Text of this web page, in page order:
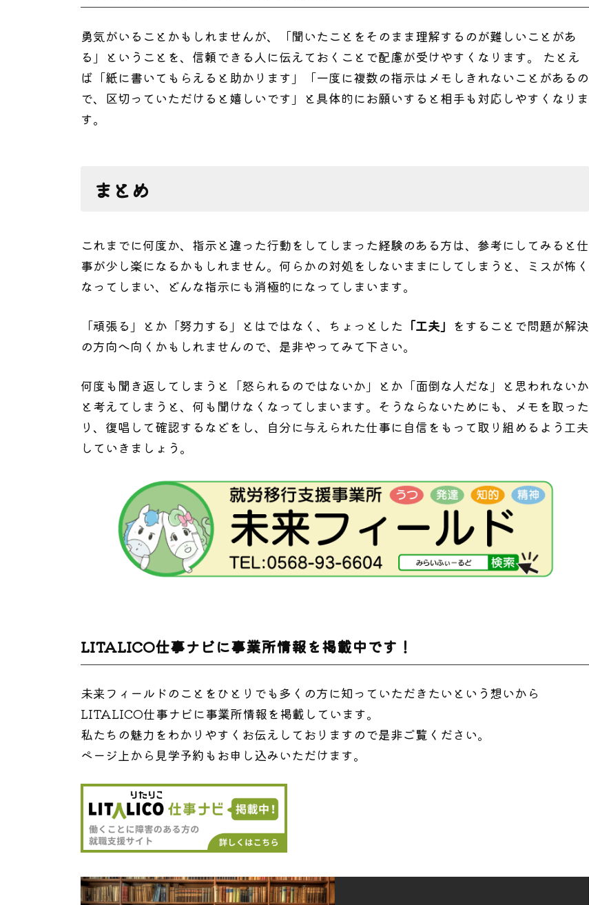
勇気がいることかもしれませんが、「聞いたことをそのまま理解するのが難しいことがあ
る」ということを、信頼できる人に伝えておくことで配慮が受けやすくなります。 たとえ
ば「紙に書いてもらえると助かります」「一度に複数の指示はメモしきれないことがあるの
で、区切っていただけると嬉しいです」と具体的にお願いすると相手も対応しやすくなりま
す。
まとめ
これまでに何度か、指示と違った行動をしてしまった経験のある方は、参考にしてみると仕
事が少し楽になるかもしれません。何らかの対処をしないままにしてしまうと、ミスが怖く
なってしまい、どんな指示にも消極的になってしまいます。
「頑張る」とか「努力する」とはではなく、ちょっとした 「工夫」 をすることで問題が解決
の方向へ向くかもしれませんので、是非やってみて下さい。
何度も聞き返してしまうと「怒られるのではないか」とか「面倒な人だな」と思われないか
と考えてしまうと、何も聞けなくなってしまいます。そうならないためにも、メモを取った
り、復唱して確認するなどをし、自分に与えられた仕事に自信をもって取り組めるよう工夫
していきましょう。
LITALICO仕事ナビに事業所情報を掲載中です！
未来フィールドのことをひとりでも多くの方に知っていただきたいという想いから
LITALICO仕事ナビに事業所情報を掲載しています。
私たちの魅力をわかりやすくお伝えしておりますので是非ご覧ください。
ページ上から見学予約もお申し込みいただけます。